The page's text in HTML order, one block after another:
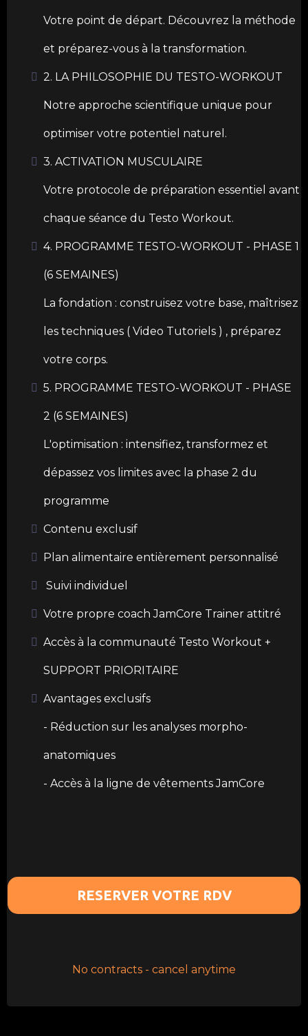
Votre point de départ. Découvrez la méthode
et préparez-vous à la transformation.
2. LA PHILOSOPHIE DU TESTO-WORKOUT
Notre approche scientifique unique pour
optimiser votre potentiel naturel.
3. ACTIVATION MUSCULAIRE
Votre protocole de préparation essentiel avant
chaque séance du Testo Workout.
4. PROGRAMME TESTO-WORKOUT - PHASE 1
(6 SEMAINES)
La fondation : construisez votre base, maîtrisez
les techniques ( Video Tutoriels ) , préparez
votre corps.
5. PROGRAMME TESTO-WORKOUT - PHASE
2 (6 SEMAINES)
L'optimisation : intensifiez, transformez et
dépassez vos limites avec la phase 2 du
programme
Contenu exclusif
Plan alimentaire entièrement personnalisé
Suivi individuel
Votre propre coach JamCore Trainer attitré
Accès à la communauté Testo Workout +
SUPPORT PRIORITAIRE
Avantages exclusifs
- Réduction sur les analyses morpho-
anatomiques
- Accès à la ligne de vêtements JamCore
RESERVER VOTRE RDV
No contracts - cancel anytime